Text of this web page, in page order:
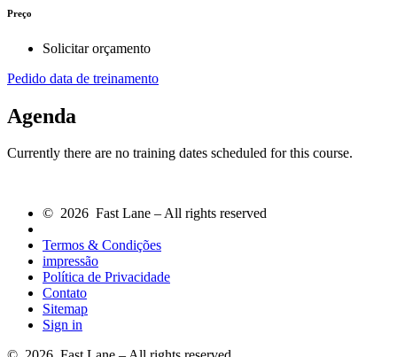
Preço
Solicitar orçamento
Pedido data de treinamento
Agenda
Currently there are no training dates scheduled for this course.
© 2026 Fast Lane – All rights reserved
Termos & Condições
impressão
Política de Privacidade
Contato
Sitemap
Sign in